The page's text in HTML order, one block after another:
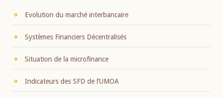
Evolution du marché interbancaire
Systèmes Financiers Décentralisés
Situation de la microfinance
Indicateurs des SFD de l’UMOA